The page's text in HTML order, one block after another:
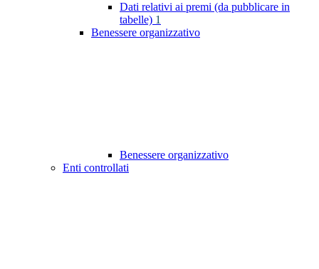
Dati relativi ai premi (da pubblicare in
tabelle) 1
Benessere organizzativo
Benessere organizzativo
Enti controllati